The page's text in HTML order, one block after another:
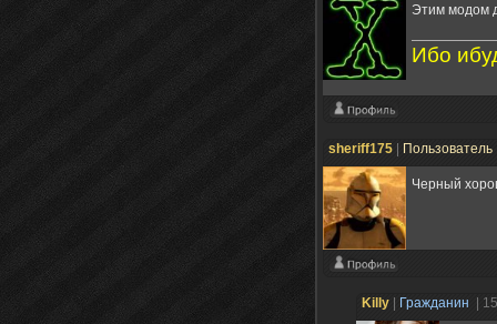
Этим модом
Ибо
sheriff175 Пользователь
Черный
Killy Гражданин
|